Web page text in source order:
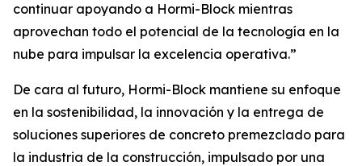
continuar apoyando a Hormi-Block mientras
aprovechan todo el potencial de la tecnología en la
nube para impulsar la excelencia operativa.”
De cara al futuro, Hormi-Block mantiene su enfoque
en la sostenibilidad, la innovación y la entrega de
soluciones superiores de concreto premezclado para
la industria de la construcción, impulsado por una